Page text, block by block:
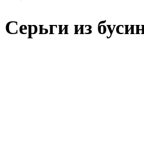
Серьги из